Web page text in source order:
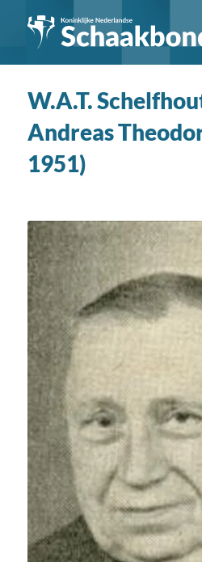
W.A.T.
Andreas
1951)